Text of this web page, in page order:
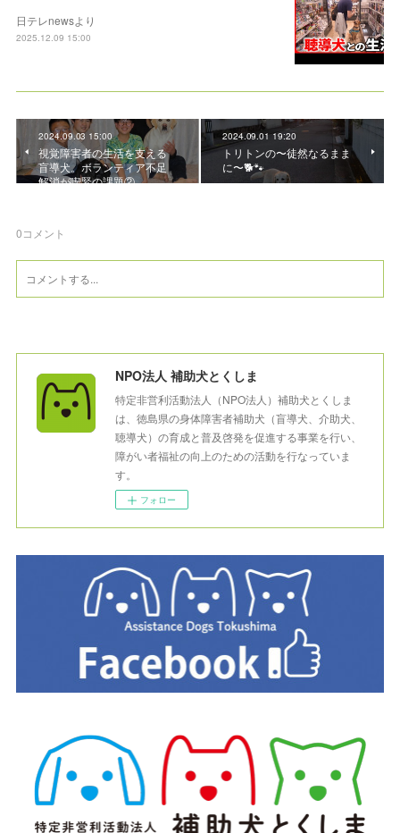
日テレnewsより
2025.12.09 15:00
2024.09.03 15:00
視覚障害者の生活を支える
盲導犬。ボランティア不足
解消が喫緊の課題②
2024.09.01 19:20
トリトンの〜徒然なるまま
に〜🐕🐾
0コメント
NPO法人 補助犬とくしま
特定非営利活動法人（NPO法人）補助犬とくしま
は、徳島県の身体障害者補助犬（盲導犬、介助犬、
聴導犬）の育成と普及啓発を促進する事業を行い、
障がい者福祉の向上のための活動を行なっていま
す。
フォロー